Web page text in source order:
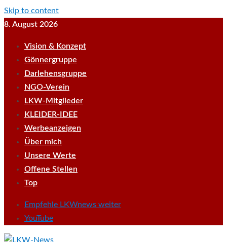
Skip to content
8. August 2026
Vision & Konzept
Gönnergruppe
Darlehensgruppe
NGO-Verein
LKW-Mitglieder
KLEIDER-IDEE
Werbeanzeigen
Über mich
Unsere Werte
Offene Stellen
Top
Empfehle LKWnews weiter
YouTube